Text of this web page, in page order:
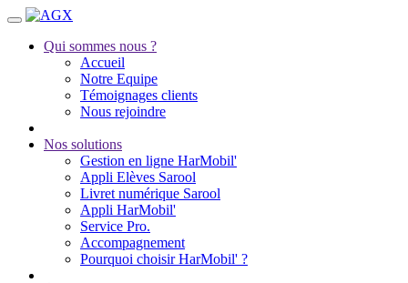
Qui sommes nous ?
Accueil
Notre Equipe
Témoignages clients
Nous rejoindre
Nos solutions
Gestion en ligne HarMobil'
Appli Elèves Sarool
Livret numérique Sarool
Appli HarMobil'
Service Pro.
Accompagnement
Pourquoi choisir HarMobil' ?